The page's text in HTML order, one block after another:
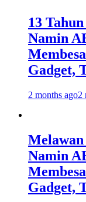
13
Namin
Gadget,
2 months ago2
Namin
Gadget,